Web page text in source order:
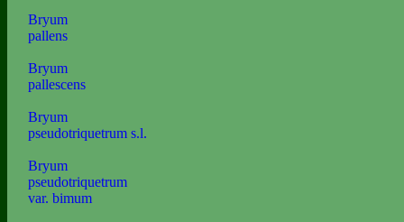
Bryum
pallens
Bryum
pallescens
Bryum
pseudotriquetrum s.l.
Bryum
pseudotriquetrum
var. bimum